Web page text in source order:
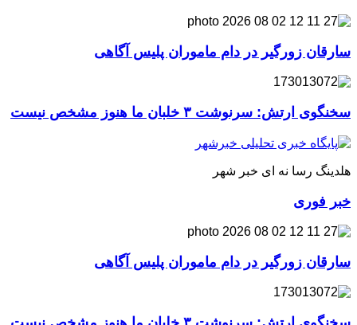
سارقان زورگیر در دام ماموران پلیس آگاهی
سخنگوی ارتش: سرنوشت ۳ خلبان ما هنوز مشخص نیست
هلدینگ رسا نه ای خبر شهر
خبر فوری
سارقان زورگیر در دام ماموران پلیس آگاهی